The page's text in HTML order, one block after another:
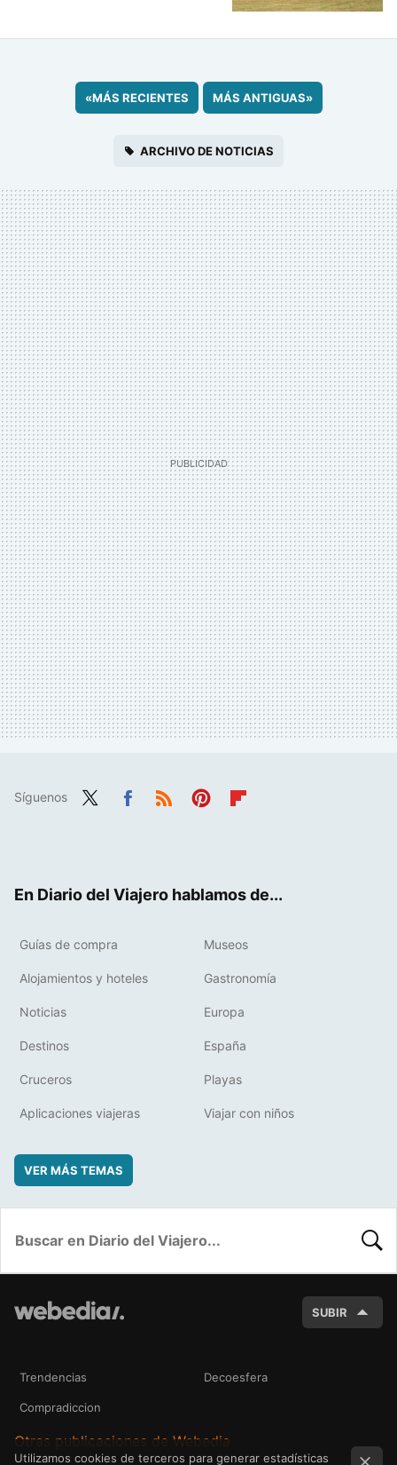
«MÁS RECIENTES MÁS ANTIGUAS»
ARCHIVO DE NOTICIAS
Síguenos
En Diario del Viajero hablamos de...
Guías de compra Museos
Alojamientos y hoteles Gastronomía
Noticias Europa
Destinos España
Cruceros Playas
Aplicaciones viajeras Viajar con niños
VER MÁS TEMAS
SUBIR
Trendencias Decoesfera
Compradiccion
Otras publicaciones de Webedia
Utilizamos cookies de terceros para generar estadísticas